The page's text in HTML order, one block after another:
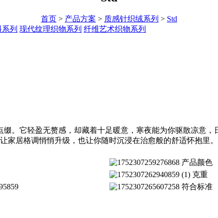
首页 > 产品方案 > 质感针织绒系列 > Std
列 现代纹理织物系列 纤维艺术织物系列
。它轻盈无赘感，却藏着十足暖意，寒夜能为你驱散凉意
居格调悄悄升级，也让你随时沉浸在治愈般的舒适怀抱里。
产品颜色
克重
符合标准